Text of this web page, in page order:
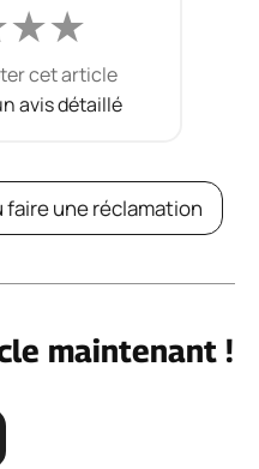
★★
cet article
avis détaillé
faire une réclamation
maintenant !